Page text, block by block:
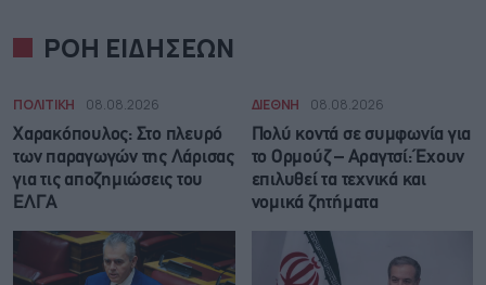
ΡΟΗ ΕΙΔΗΣΕΩΝ
ΠΟΛΙΤΙΚΗ 08.08.2026
Χαρακόπουλος: Στο πλευρό
των παραγωγών της Λάρισας
για τις αποζημιώσεις του
ΕΛΓΑ
ΔΙΕΘΝΗ 08.08.2026
Πολύ κοντά σε συμφωνία για
το Ορμούζ – Αραγτσί: Έχουν
επιλυθεί τα τεχνικά και
νομικά ζητήματα